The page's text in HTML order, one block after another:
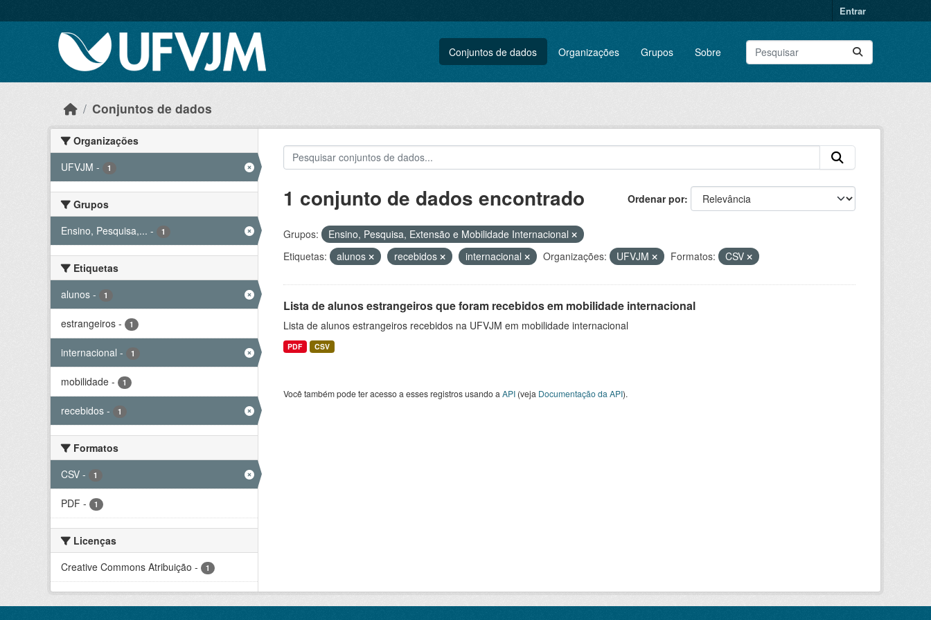
Entrar
Conjuntos de dados Organizações Grupos Sobre
Conjuntos de dados
Organizações
UFVJM - 1
Grupos
Ensino, Pesquisa,... - 1
Etiquetas
alunos - 1
estrangeiros - 1
internacional - 1
mobilidade - 1
recebidos - 1
Formatos
CSV - 1
PDF - 1
Licenças
Creative Commons Atribuição - 1
Ordenar por
1 conjunto de dados encontrado
Grupos:
Ensino, Pesquisa, Extensão e Mobilidade Internacional
Etiquetas:
alunos recebidos internacional Organizações: UFVJM Formatos: CSV
Lista de alunos estrangeiros que foram recebidos em mobilidade internacional
Lista de alunos estrangeiros recebidos na UFVJM em mobilidade internacional
PDF CSV
Você também pode ter acesso a esses registros usando a API(veja Documentação da API).